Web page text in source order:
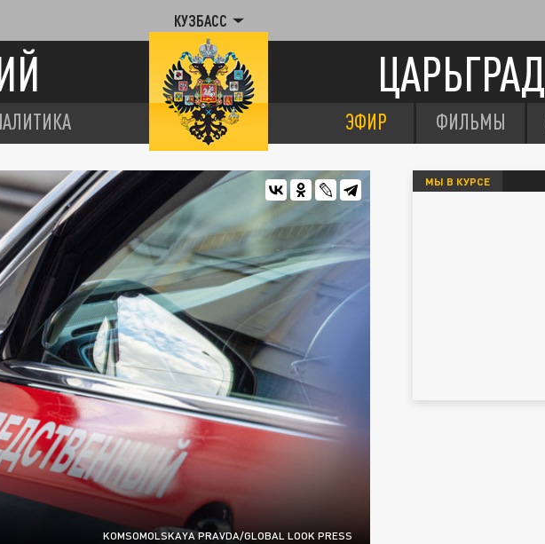
КУЗБАСС
ЦАРЬГРАД
ЭФИР ФИЛЬМЫ
KOMSOMOLSKAYA PRAVDA/GLOBAL LOOK PRESS
МЫ В КУРСЕ